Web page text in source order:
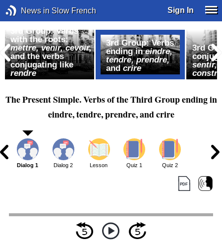
News in Slow French Sign In
3rd Group: Verbs
with the roots:
mettre, venir, cevoir,
and the verbs
conjugating like
rendre
3rd Group: Verbs
ending ineindre,
tendre, prendre,
andcrire
3rd
sentir,
The Present Simple. Verbs of the Third Group ending in
eindre, tendre, prendre, and crire
Dialog 1 Dialog 2 Lesson Quiz 1 Quiz 2